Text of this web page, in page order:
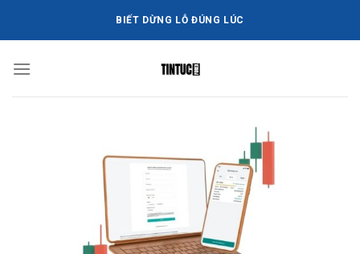
dung
BIẾT DỪNG LỖ ĐÚNG LÚC